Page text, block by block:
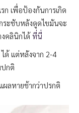
ก เพื่อป้องกันการเกิด
ระชับหลังดูดไขมันจะ
คลินิกได้ ที่นี่
ด้ แต่หลังจาก 2-4
ปกติ
ผลหายช้ากว่าปรกติ